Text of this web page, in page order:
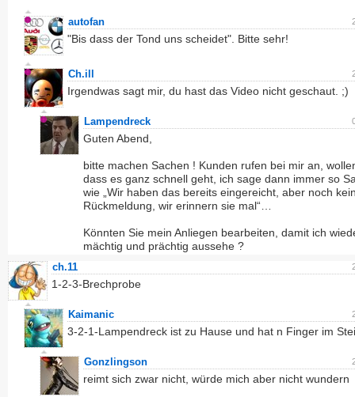
autofan
"Bis dass der Tond uns scheidet". Bitte sehr!
Ch.ill
Irgendwas sagt mir, du hast das Video nicht geschaut. ;)
Lampendreck
Guten Abend,
bitte machen Sachen ! Kunden rufen bei mir an,
dass es ganz schnell geht, ich sage dann immer so
wie „Wir haben das bereits eingereicht, aber noch
Rückmeldung, wir erinnern sie mal“…
Könnten Sie mein Anliegen bearbeiten, damit ich
mächtig und prächtig aussehe ?
ch.11
1-2-3-Brechprobe
Kaimanic
3-2-1-Lampendreck ist zu Hause und hat n Finger im
Gonzlingson
reimt sich zwar nicht, würde mich aber nicht wundern